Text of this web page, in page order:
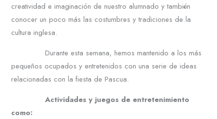
creatividad e imaginación de nuestro alumnado y también
conocer un poco más las costumbres y tradiciones de la
cultura inglesa.
Durante esta semana, hemos mantenido a los más
pequeños ocupados y entretenidos con una serie de ideas
relacionadas con la fiesta de Pascua.
Actividades y juegos de entretenimiento
como: